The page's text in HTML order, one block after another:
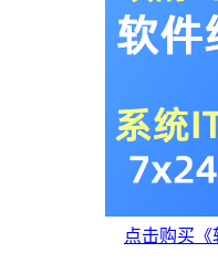
点击购买《